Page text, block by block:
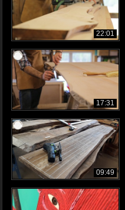
22:01
17:31
09:49